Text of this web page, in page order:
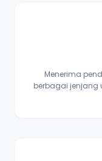
Menerima
berbagai jenjang